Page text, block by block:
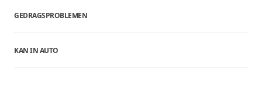
GEDRAGSPROBLEMEN
KAN IN AUTO